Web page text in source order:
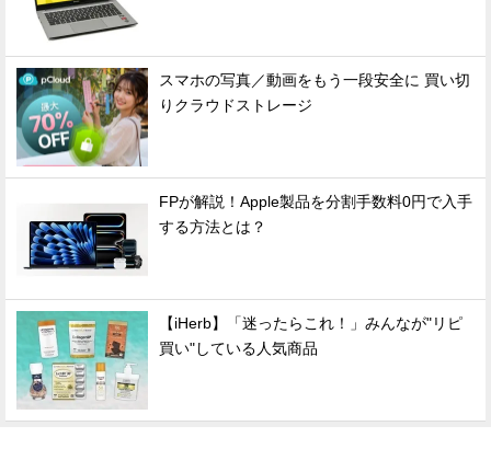
スマホの写真／動画をもう一段安全に 買い切
りクラウドストレージ
FPが解説！Apple製品を分割手数料0円で入手
する方法とは？
【iHerb】「迷ったらこれ！」みんなが"リピ
買い"している人気商品